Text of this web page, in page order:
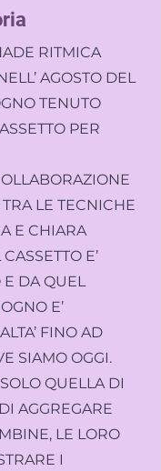
RITMICA
AGOSTO DEL
TENUTO
PER
TRA LE TECNICHE
E CHIARA
E’
E DA QUEL
E’
FINO AD
SIAMO OGGI.
QUELLA DI
AGGREGARE
LE LORO
I